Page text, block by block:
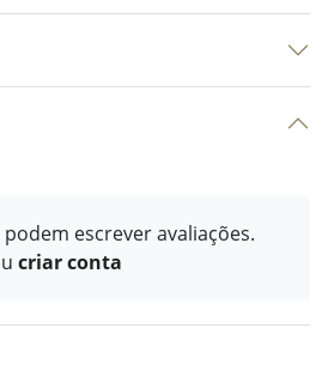
escrever avaliações.
criar conta